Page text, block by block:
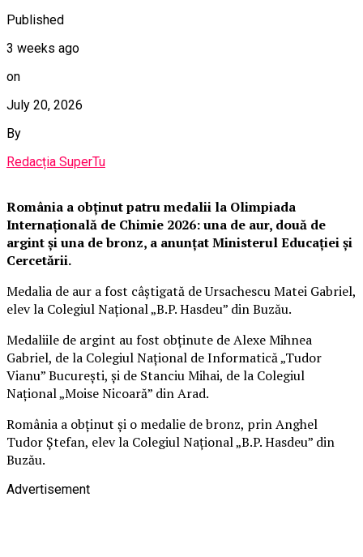
Published
3 weeks ago
on
July 20, 2026
By
Redacția SuperTu
România a obținut patru medalii la Olimpiada
Internațională de Chimie 2026: una de aur, două de
argint și una de bronz, a anunțat Ministerul Educației și
Cercetării.
Medalia de aur a fost câștigată de Ursachescu Matei Gabriel,
elev la Colegiul Național „B.P. Hasdeu” din Buzău.
Medaliile de argint au fost obținute de Alexe Mihnea
Gabriel, de la Colegiul Național de Informatică „Tudor
Vianu” București, și de Stanciu Mihai, de la Colegiul
Național „Moise Nicoară” din Arad.
România a obținut și o medalie de bronz, prin Anghel
Tudor Ștefan, elev la Colegiul Național „B.P. Hasdeu” din
Buzău.
Advertisement